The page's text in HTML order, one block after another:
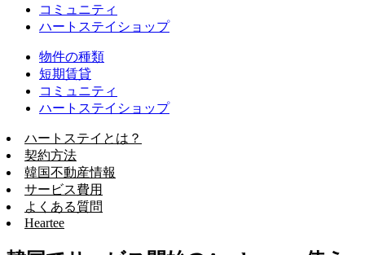
コミュニティ
ハートステイショップ
物件の種類
短期賃貸
コミュニティ
ハートステイショップ
ハートステイとは？
契約方法
韓国不動産情報
サービス費用
よくある質問
Heartee